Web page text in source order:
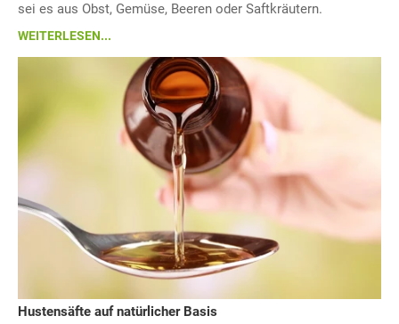
sei es aus Obst, Gemüse, Beeren oder Saftkräutern.
WEITERLESEN...
Hustensäfte auf natürlicher Basis